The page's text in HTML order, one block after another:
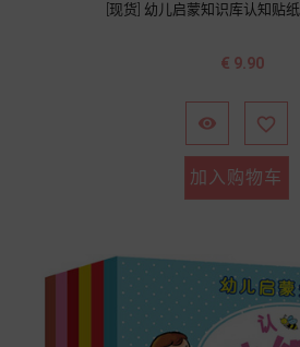
[现货] 幼儿启蒙知识库认知贴纸
价
€ 9.90
 
加入购物车